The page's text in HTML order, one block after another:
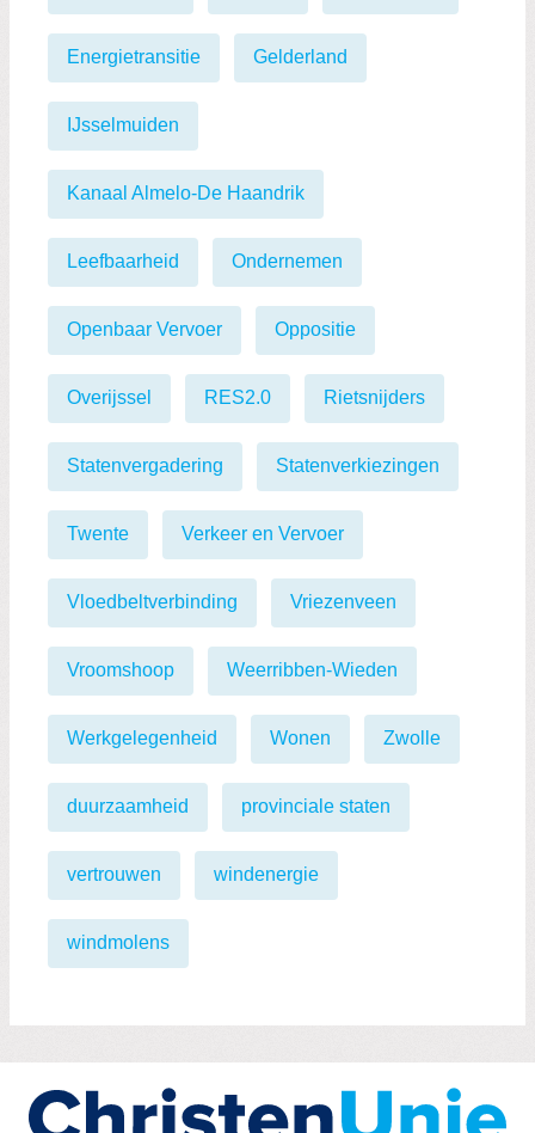
Energietransitie Gelderland
IJsselmuiden
Kanaal Almelo-De Haandrik
Leefbaarheid Ondernemen
Openbaar Vervoer Oppositie
Overijssel RES2.0 Rietsnijders
Statenvergadering Statenverkiezingen
Twente Verkeer en Vervoer
Vloedbeltverbinding Vriezenveen
Vroomshoop Weerribben-Wieden
Werkgelegenheid Wonen Zwolle
duurzaamheid provinciale staten
vertrouwen windenergie
windmolens